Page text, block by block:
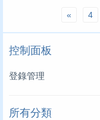
« 4
控制面板
登錄管理
所有分類